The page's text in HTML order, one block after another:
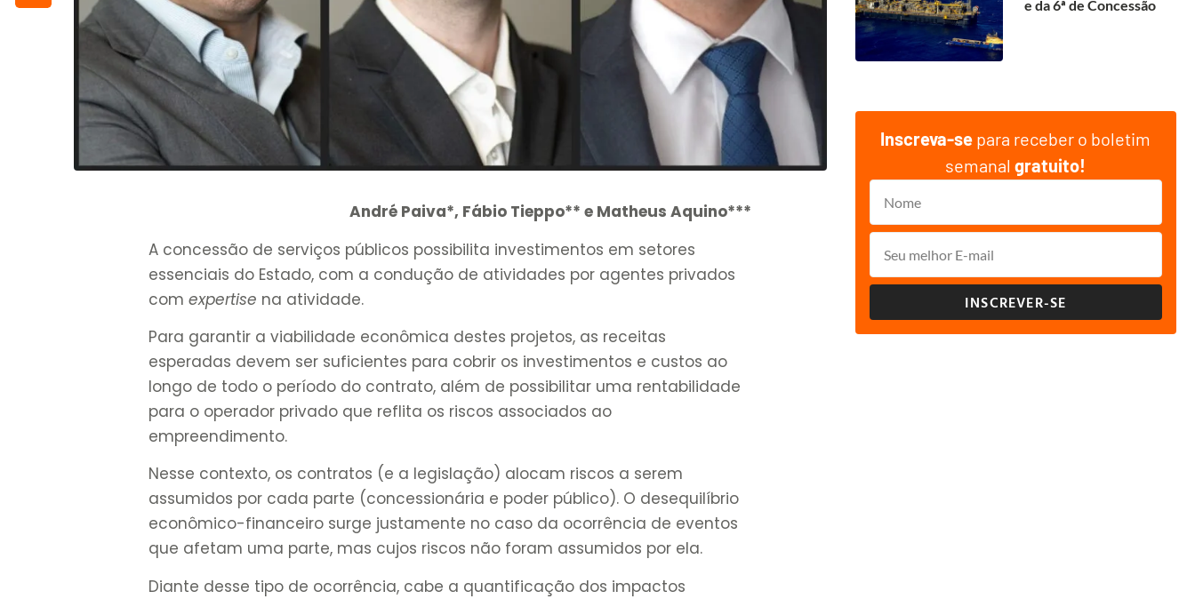
André Paiva*, Fábio Tieppo** e Matheus Aquino***
A concessão de serviços públicos possibilita investimentos em setores
essenciais do Estado, com a condução de atividades por agentes privados
comexpertise na atividade.
Para garantir a viabilidade econômica destes projetos, as receitas
esperadas devem ser suficientes para cobrir os investimentos e custos ao
longo de todo o período do contrato, além de possibilitar uma rentabilidade
para o operador privado que reflita os riscos associados ao
empreendimento.
Nesse contexto, os contratos (e a legislação) alocam riscos a serem
assumidos por cada parte (concessionária e poder público). O desequilíbrio
econômico-financeiro surge justamente no caso da ocorrência de eventos
que afetam uma parte, mas cujos riscos não foram assumidos por ela.
Diante desse tipo de ocorrência, cabe a quantificação dos impactos
e da 6ª de Concessão
Inscreva-se para receber o boletim
semanalgratuito!
INSCREVER-SE